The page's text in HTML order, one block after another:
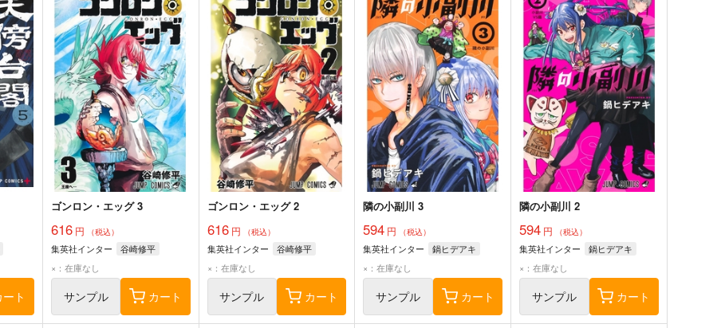
ート
ゴンロン・エッグ 3
616円 （税込）
集英社インター
谷崎修平
×：在庫なし
サンプル カート
ゴンロン・エッグ 2
616円 （税込）
集英社インター
谷崎修平
×：在庫なし
サンプル カート
隣の小副川 3
594 円 （税込）
集英社インター
鍋ヒデアキ
×：在庫なし
サンプル カート
隣の小副川 2
594 円 （税込）
集英社インター
鍋ヒデアキ
×：在庫なし
サンプル カート